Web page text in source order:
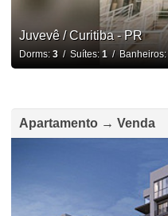
Juvevê / Curitiba - PR
Dorms: 3/ Suítes: 1 / Banheiros:
Apartamento → Venda